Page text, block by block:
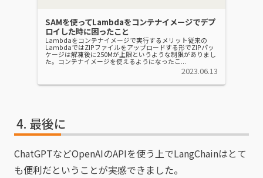
SAMを使ってLambdaをコンテナイメージでデプ
ロイした時に困ったこと
Lambdaをコンテナイメージで実行するメリット従来の
LambdaではZIPファイルをアップロードする形でZIPパッ
ケージは解凍後に250Mが上限というような制限がありまし
た。コンテナイメージを使えるようになったこ...
2023.06.13
最後に
ChatGPTなどOpenAIのAPIを使う上でLangChainはとて
も便利だということが実感できました。